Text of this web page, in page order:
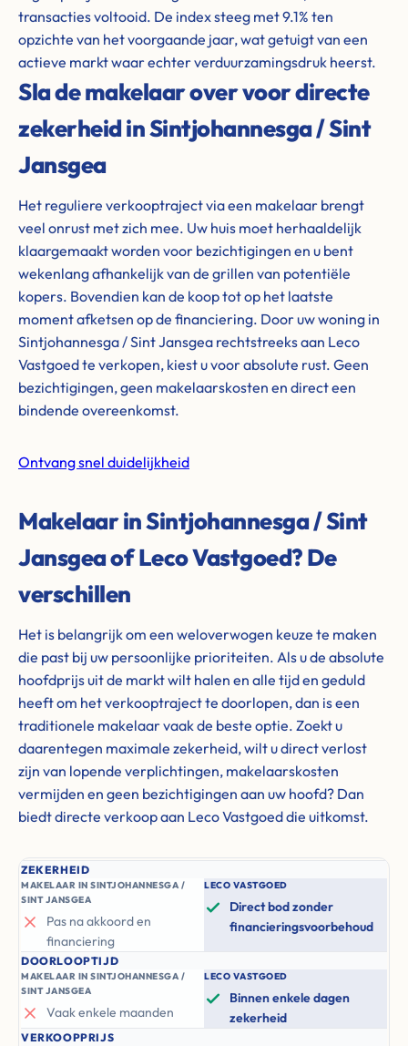
transacties voltooid. De index steeg met 9.1% ten
opzichte van het voorgaande jaar, wat getuigt van een
actieve markt waar echter verduurzamingsdruk heerst.
Sla de makelaar over voor directe
zekerheid in Sintjohannesga / Sint
Jansgea
Het reguliere verkooptraject via een makelaar brengt
veel onrust met zich mee. Uw huis moet herhaaldelijk
klaargemaakt worden voor bezichtigingen en u bent
wekenlang afhankelijk van de grillen van potentiële
kopers. Bovendien kan de koop tot op het laatste
moment afketsen op de financiering. Door uw woning in
Sintjohannesga / Sint Jansgea rechtstreeks aan Leco
Vastgoed te verkopen, kiest u voor absolute rust. Geen
bezichtigingen, geen makelaarskosten en direct een
bindende overeenkomst.
Ontvang snel duidelijkheid
Makelaar in Sintjohannesga / Sint
Jansgea of Leco Vastgoed? De
verschillen
Het is belangrijk om een weloverwogen keuze te maken
die past bij uw persoonlijke prioriteiten. Als u de absolute
hoofdprijs uit de markt wilt halen en alle tijd en geduld
heeft om het verkooptraject te doorlopen, dan is een
traditionele makelaar vaak de beste optie. Zoekt u
daarentegen maximale zekerheid, wilt u direct verlost
zijn van lopende verplichtingen, makelaarskosten
vermijden en geen bezichtigingen aan uw hoofd? Dan
biedt directe verkoop aan Leco Vastgoed die uitkomst.
ZEKERHEID
MAKELAAR IN SINTJOHANNESGA /
SINT JANSGEA
Pas na akkoord en
financiering
LECO VASTGOED
Direct bod zonder
financieringsvoorbehoud
DOORLOOPTIJD
MAKELAAR IN SINTJOHANNESGA /
SINT JANSGEA
Vaak enkele maanden
LECO VASTGOED
Binnen enkele dagen
zekerheid
VERKOOPPRIJS